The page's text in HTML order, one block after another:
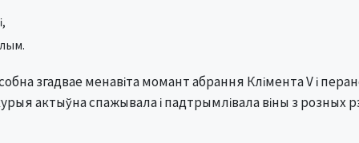
згадвае менавіта момант абрання Клімента V і
актыўна спажывала і падтрымлівала віны з розных